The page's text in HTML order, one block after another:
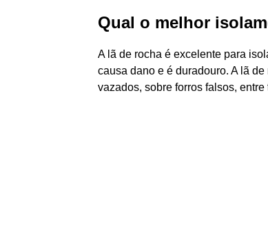
Qual o melhor
A lã de rocha é excelente para
causa dano e é duradouro. A lã
vazados, sobre forros falsos,